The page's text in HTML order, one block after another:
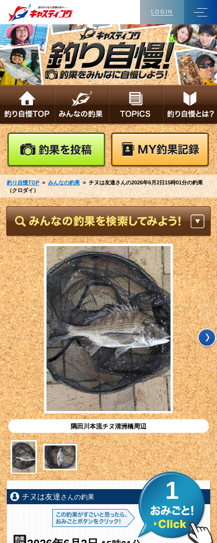
LOGIN
釣り自慢TOP>みんなの釣果> チヌは友達さんの2026年6月2日15時01分の釣果
（クロダイ）
隅田川本流チヌ清洲橋周辺
チヌは友達さんの釣果 1